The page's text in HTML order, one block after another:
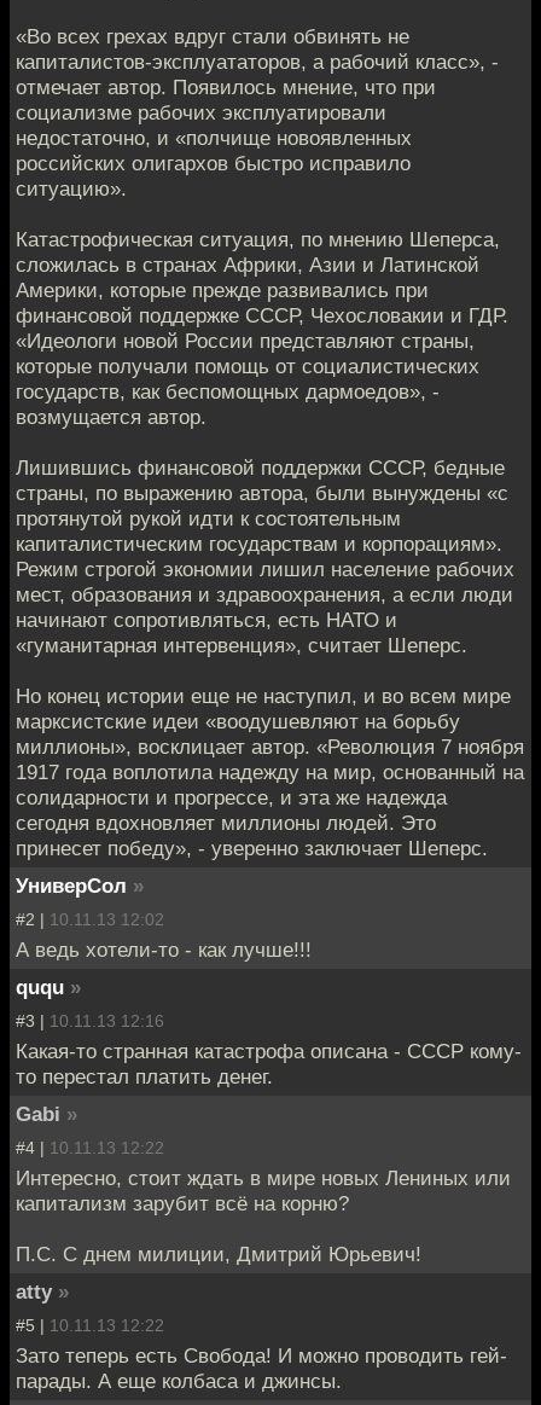
«Во всех грехах вдруг стали обвинять не
капиталистов-эксплуататоров, а рабочий класс», -
отмечает автор. Появилось мнение, что при
социализме рабочих эксплуатировали
недостаточно, и «полчище новоявленных
российских олигархов быстро исправило
ситуацию».
Катастрофическая ситуация, по мнению Шеперса,
сложилась в странах Африки, Азии и Латинской
Америки, которые прежде развивались при
финансовой поддержке СССР, Чехословакии и ГДР.
«Идеологи новой России представляют страны,
которые получали помощь от социалистических
государств, как беспомощных дармоедов», -
возмущается автор.
Лишившись финансовой поддержки СССР, бедные
страны, по выражению автора, были вынуждены «с
протянутой рукой идти к состоятельным
капиталистическим государствам и корпорациям».
Режим строгой экономии лишил население рабочих
мест, образования и здравоохранения, а если люди
начинают сопротивляться, есть НАТО и
«гуманитарная интервенция», считает Шеперс.
Но конец истории еще не наступил, и во всем мире
марксистские идеи «воодушевляют на борьбу
миллионы», восклицает автор. «Революция 7 ноября
1917 года воплотила надежду на мир, основанный на
солидарности и прогрессе, и эта же надежда
сегодня вдохновляет миллионы людей. Это
принесет победу», - уверенно заключает Шеперс.
УниверСол »
#2 | 10.11.13 12:02
А ведь хотели-то - как лучше!!!
ququ »
#3 | 10.11.13 12:16
Какая-то странная катастрофа описана - СССР кому-
то перестал платить денег.
Gabi »
#4 | 10.11.13 12:22
Интересно, стоит ждать в мире новых Лениных или
капитализм зарубит всё на корню?
П.С. С днем милиции, Дмитрий Юрьевич!
atty »
#5 | 10.11.13 12:22
Зато теперь есть Свобода! И можно проводить гей-
парады. А еще колбаса и джинсы.